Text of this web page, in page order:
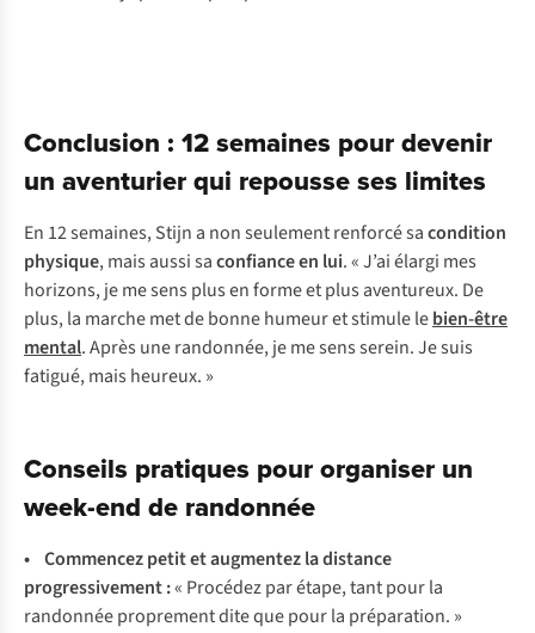
Conclusion : 12 semaines pour devenir
un aventurier qui repousse ses limites
En 12 semaines, Stijn a non seulement renforcé sacondition
physique, mais aussi saconfiance en lui. « J’ai élargi mes
horizons, je me sens plus en forme et plus aventureux. De
plus, la marche met de bonne humeur et stimule lebien-être
mental. Après une randonnée, je me sens serein. Je suis
fatigué, mais heureux. »
Conseils pratiques pour organiser un
week-end de randonnée
• Commencez petit et augmentez la distance
progressivement :« Procédez par étape, tant pour la
randonnée proprement dite que pour la préparation. »